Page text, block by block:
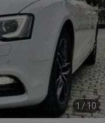
1 / 10